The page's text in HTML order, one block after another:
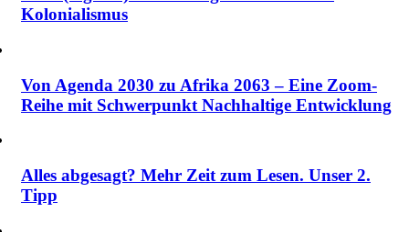
Kolonialismus
Von Agenda 2030 zu Afrika 2063 – Eine Zoom-
Reihe mit Schwerpunkt Nachhaltige Entwicklung
Alles abgesagt? Mehr Zeit zum Lesen. Unser 2.
Tipp